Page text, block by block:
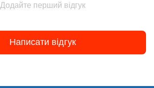
Додайте перший відгук
Написати відгук